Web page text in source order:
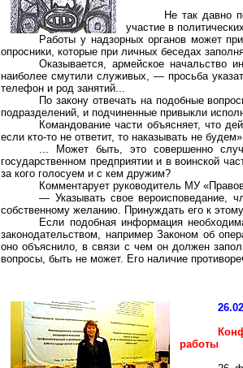
Не так давно
участие в
Работы у надзорных органов может
опросники, которые при личных беседах
Оказывается, армейское начальство
наиболее смутили служивых, — просьба
телефон и род занятий...
По закону отвечать на подобные
подразделений, и подчиненные привыкли
Командование части объясняет, что
если кто-то не ответит, то наказывать не
... Может быть, это совершенно
государственном предприятии и в воинской
за кого голосуем и с кем дружим?
Комментарует руководитель МУ
— Указывать свое вероисповедание,
собственному желанию. Принуждать его к
Если подобная информация
законодательством, например Законом об
оно объяснило, всвязи с чем он должен
вопросы, быть не может. Его наличие
работы